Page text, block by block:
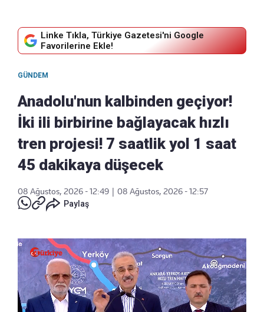
Linke Tıkla, Türkiye Gazetesi'ni Google
Favorilerine Ekle!
GÜNDEM
Anadolu'nun kalbinden geçiyor!
İki ili birbirine bağlayacak hızlı
tren projesi! 7 saatlik yol 1 saat
45 dakikaya düşecek
08 Ağustos, 2026 - 12:49
08 Ağustos, 2026 - 12:57
Paylaş